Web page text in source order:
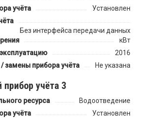
учёта
Установлен
Без интерфейса передачи данных
кВт
2016
замены прибора учёта
Не указана
учёта 3
ресурса
Водоотведение
учёта
Установлен